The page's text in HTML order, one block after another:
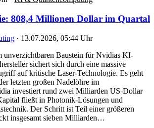
808,4 Millionen Dollar im Quartal
· 13.07.2026, 05:44 Uhr
unverzichtbaren Baustein für Nvidias KI-
sichert sich durch eine massive
auf kritische Laser-Technologie. Es geht
letzten großen Nadelöhre im
investiert rund zwei Milliarden US-Dollar
fließt in Photonik-Lösungen und
Der Schritt ist Teil einer größeren
insgesamt sieben Milliarden…